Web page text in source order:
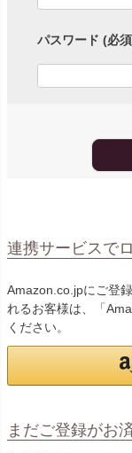
パスワード (必
連携サービスで
Amazon.co.jpにご登
れるお客様は、「
ください。
まだご登録がお